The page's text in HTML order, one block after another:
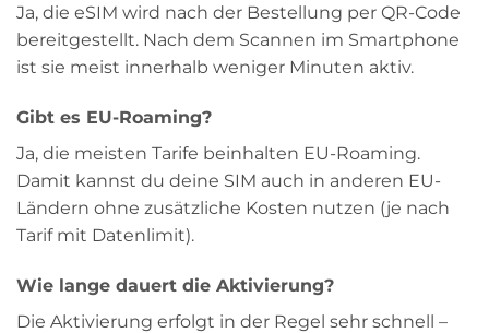
Ja, die eSIM wird nach der Bestellung per QR-Code
bereitgestellt. Nach dem Scannen im Smartphone
ist sie meist innerhalb weniger Minuten aktiv.
Gibt es EU-Roaming?
Ja, die meisten Tarife beinhalten EU-Roaming.
Damit kannst du deine SIM auch in anderen EU-
Ländern ohne zusätzliche Kosten nutzen (je nach
Tarif mit Datenlimit).
Wie lange dauert die Aktivierung?
Die Aktivierung erfolgt in der Regel sehr schnell –